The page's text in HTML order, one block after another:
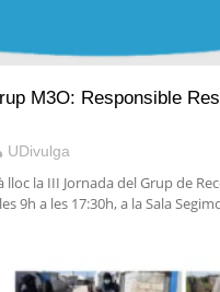
M3O: Responsible
UDivulga
lloc la III Jornada del Grup de
9h a les 17:30h, a la Sala